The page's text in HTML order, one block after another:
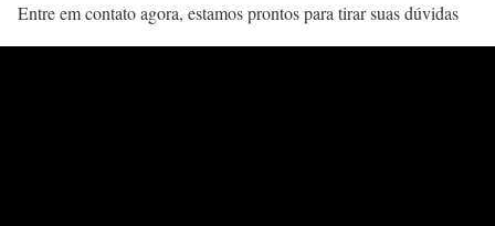
Entre em contato agora, estamos prontos para tirar suas dúvidas